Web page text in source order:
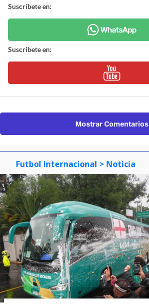
Suscríbete en:
Suscríbete en:
Mostrar Comentarios
Futbol Internacional > Noticia